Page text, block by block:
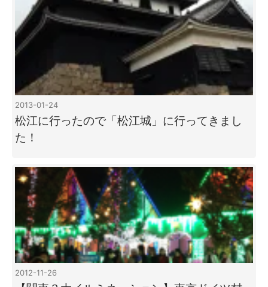
2013-01-24
松江に行ったので「松江城」に行ってきまし
た！
2012-11-26